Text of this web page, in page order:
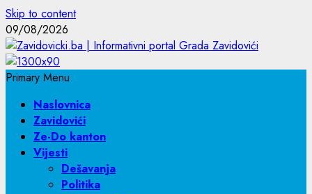
Skip to content
09/08/2026
Primary Menu
Naslovnica
Zavidovići
Ze-Do kanton
Vijesti
Dešavanja
Politika